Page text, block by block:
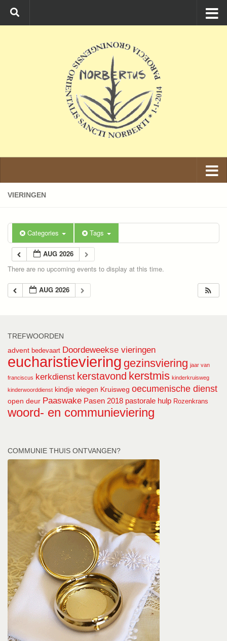
Ga naar de inhoud
VIERINGEN
Categories Tags
AUG 2026
There are no upcoming events to display at this time.
AUG 2026
TREFWOORDEN
advent bedevaart Doordeweekse vieringen
eucharistieviering gezinsviering jaar van
franciscus kerkdienst kerstavond kerstmis kinderkruisweg
kinderwoorddienst kindje wiegen Kruisweg oecumenische dienst
open deur Paaswake Pasen 2018 pastorale hulp Rozenkrans
woord- en communieviering
COMMUNIE THUIS ONTVANGEN?